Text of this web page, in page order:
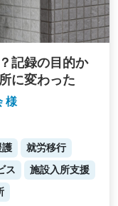
記録の目的か
に変わった
様
護
就労移行
ス
施設入所支援